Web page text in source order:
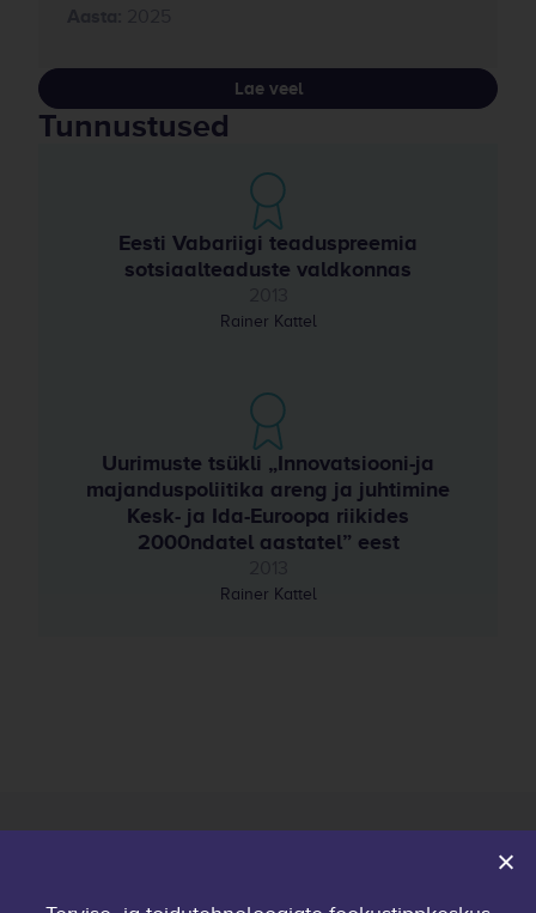
Lae veel
Tunnustused
Eesti Vabariigi teaduspreemia
sotsiaalteaduste valdkonnas
Rainer Kattel
Uurimuste tsükli „Innovatsiooni-ja
majanduspoliitika areng ja juhtimine
Kesk- ja Ida-Euroopa riikides
2000ndatel aastatel” eest
Rainer Kattel